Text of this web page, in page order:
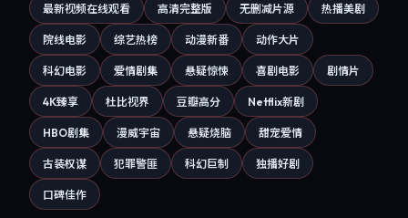
最新视频在线观看 高清完整版 无删减片源 热播美剧
院线电影 综艺热榜 动漫新番 动作大片
科幻电影 爱情剧集 悬疑惊悚 喜剧电影 剧情片
4K臻享 杜比视界 豆瓣高分 Netflix新剧
HBO剧集 漫威宇宙 悬疑烧脑 甜宠爱情
古装权谋 犯罪警匪 科幻巨制 独播好剧
口碑佳作